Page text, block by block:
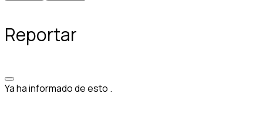
Reportar
Ya ha informado de esto .